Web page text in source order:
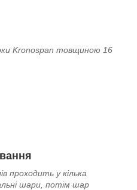
Kronospan товщиною 16
проходить у кілька
шари, потім шар